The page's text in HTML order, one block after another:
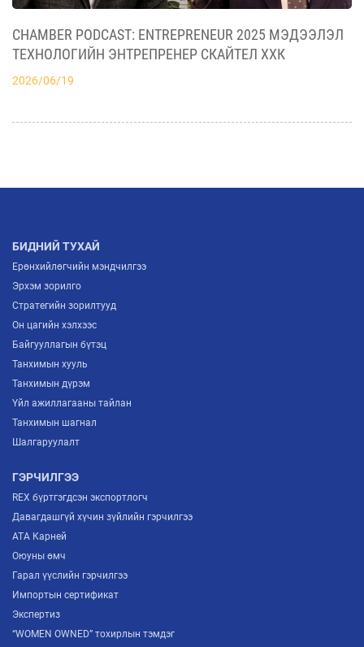
БАЙГУУЛЛАГЫН ХУДАЛДАА ЭДИЙН ЗАСГИЙН
СУРГУУЛИЙН МОНГОЛ ДАХЬ ТӨЛӨӨЛӨГЧИЙН
БАЙГУУЛЛАГАТАЙ ХАМТЫН АЖИЛЛААГАА
ЭХЛҮҮЛНЭ
2026/07/06
БИЗНЕСИЙН ХАМТЫН АЖИЛЛАГААНЫ ШИНЭ
CHAMBER PODCAST: ENTREPRENEUR 2025 МЭДЭЭЛЭЛ
ТЕХНОЛОГИЙН ЭНТРЕПРЕНЕР СКАЙТЕЛ ХХК
2026/06/19
БИДНИЙ ТУХАЙ
Ерөнхийлөгчийн мэндчилгээ
Эрхэм зорилго
Стратегийн зорилтууд
Он цагийн хэлхээс
Байгууллагын бүтэц
Танхимын хууль
Танхимын дүрэм
Үйл ажиллагааны тайлан
Танхимын шагнал
Шалгаруулалт
ГЭРЧИЛГЭЭ
REX бүртгэгдсэн экспортлогч
Давагдашгүй хүчин зүйлийн гэрчилгээ
ATA Карней
Оюуны өмч
Гарал үүслийн гэрчилгээ
Импортын сертификат
Экспертиз
“WOMEN OWNED” тохирлын тэмдэг